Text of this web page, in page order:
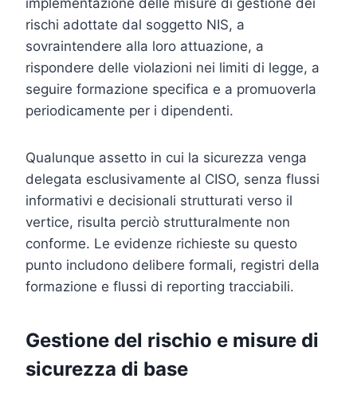
rischi adottate dal soggetto NIS, a
sovraintendere alla loro attuazione, a
rispondere delle violazioni nei limiti di legge, a
seguire formazione specifica e a promuoverla
periodicamente per i dipendenti.
Qualunque assetto in cui la sicurezza venga
delegata esclusivamente al CISO, senza flussi
informativi e decisionali strutturati verso il
vertice, risulta perciò strutturalmente non
conforme. Le evidenze richieste su questo
punto includono delibere formali, registri della
formazione e flussi di reporting tracciabili.
Gestione del rischio e misure di
sicurezza di base